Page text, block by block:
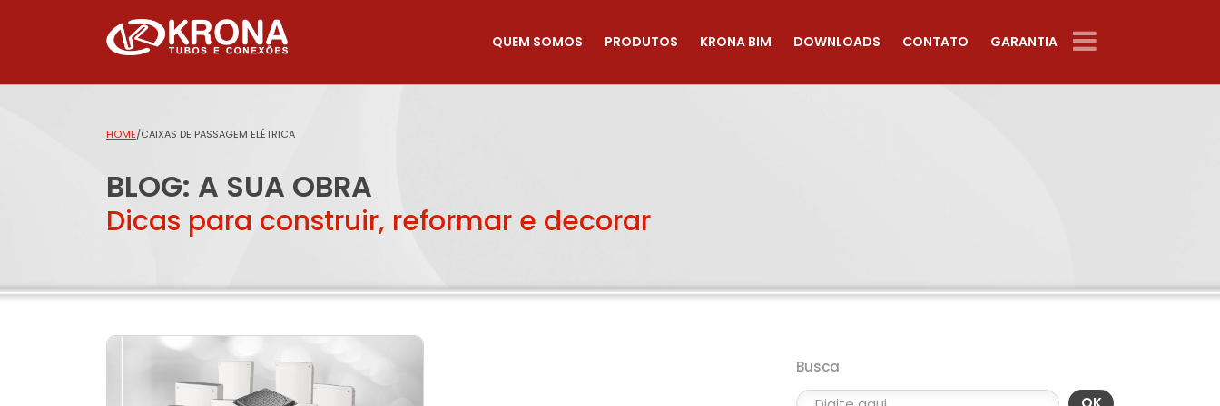
QUEM SOMOS PRODUTOS KRONA BIM DOWNLOADS CONTATO GARANTIA
HOME/CAIXAS DE PASSAGEM ELÉTRICA
BLOG: A SUA OBRA
Dicas para construir, reformar e decorar
Busca